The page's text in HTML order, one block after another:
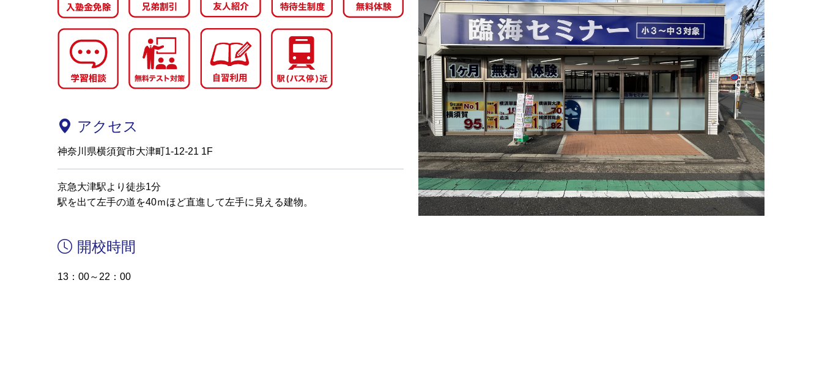
アクセス
神奈川県横須賀市大津町1-12-21 1F
京急大津駅より徒歩1分
駅を出て左手の道を40ｍほど直進して左手に見える建物。
開校時間
13：00～22：00